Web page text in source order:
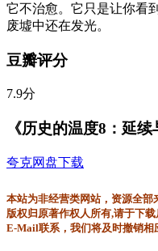
它不治愈。它只是让你看
废墟中还在发光。
豆瓣评分
7.9分
《历史的温度8：延
夸克网盘下载
本站为非经营类网站，资源全
版权归原著作权人所有,请于下
E-Mail联系，我们将及时撤销相